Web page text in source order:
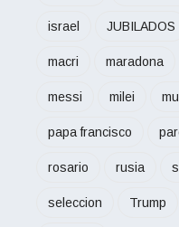
israel JUBILADOS
macri maradona
messi milei
papa francisco
rosario rusia
seleccion Trump